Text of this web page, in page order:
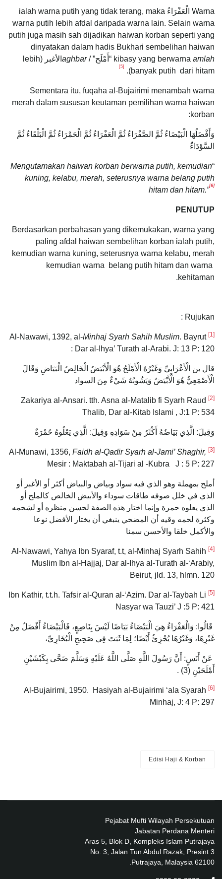
Warna الْعَفْرَاءُ ialah warna putih yang tidak terang, maka
warna putih lebih afdal daripada warna lain. Selain warna
putih juga masih sah dijadikan haiwan korban seperti yang
dinyatakan dalam hadis Bukhari sembelihan haiwan
kibasy yang berwarna amlah “أَمْلَح” /aghbar
الأغبر (lebih
banyak putih dari hitam).
[5]
Sementara itu, fuqaha al-Bujairimi menambah warna
merah dalam sususan keutaman pemilihan warna haiwan
korban:
وَأَفْضَلُهَا الْبَيْضَاءُ ثُمَّ الصَّفْرَاءُ ثُمَّ الْعَفْرَاءُ ثُمَّ الْحَمْرَاءُ ثُمَّ الْبَلْقَاءُ ثُمَّ
السَّوْدَاء
“
Mengutamakan haiwan korban berwarna putih, kemudian
kuning, kelabu, merah, seterusnya warna belang putih
hitam dan hitam.”[6]
PENUTUP
Berdasarkan perbahasan yang dikemukakan, warna yang
paling afdal haiwan sembelihan korban ialah putih,
kemudian warna kuning, seterusnya warna kelabu, merah
kemudian warna belang putih hitam dan warna
kehitaman.
Rujukan :
[1]
Al-Nawawi, 1392, al-
Minhaj Syarh Sahih Muslim. Bayrut
: Dar al-Ihya’ Turath al-Arabi. J: 13 P: 120
قال بن الْأَعْرَابِيِّ وَغَيْرُهُ الْأَمْلَحُ هُوَ الْأَبْيَضُ الْخَالِصُ الْبَيَاضِ وَقَالَ
الْأَصْمَعِيُّ هُوَ الْأَبْيَضُ وَيَشُوبُهُ شَيْءٌ مِنَ السواد
[2]
Zakariya al-Ansari. tth. Asna al-Matalib fi Syarh Raud
Thalib, Dar al-Kitab Islami , J:1 P: 534
وَقِيلَ: الَّذِي بَيَاضُهُ أَكْثَرُ مِنْ سَوَادِهِ وَقِيلَ: الَّذِي يَعْلُوهُ حُمْرَةٌ
[3]
Faidh al-Qadir Syarh al-Jami’ Shaghir,
Mesir : Maktabah al-Tijari al -Kubra J : 5 P: 227
أملح بمهملة وهو الذي فيه سواد وبياض والبياض أكثر أو الأغبر أو
الذي في خلل صوفه طاقات سوداء والأبيض الخالص كالملح أو
الذي يعلوه حمرة وإنما اختار هذه الصفة لحسن منظره أو لشحمه
وكثرة لحمه وقيه أن المضحي ينبغي أن يختار الأفضل نوعا
والأكمل خلقا والأحسن سمنا
[4]
Al-Nawawi, Yahya Ibn Syaraf, t.t, al-Minhaj Syarh Sahih
Muslim Ibn al-Hajjaj, Dar al-Ihya al-Turath al-‘Arabiy,
Beirut, jld. 13, hlmn. 120
[5]
Ibn Kathir, t.t.h. Tafsir al-Quran al-‘Azim. Dar al-Taybah Li
Nasyar wa Tauzi’ J :5 P: 421
قَالُوا: وَالْعَفْرَاءُ هِيَ الْبَيْضَاءُ بَيَاضًا لَيْسَ بِنَاصِعٍ، فَالْبَيْضَاءُ أَفْضَلُ مِنْ
غَيْرِهَا، وَغَيْرُهَا يُجْزِئُ أَيْضًا؛ لِمَا ثَبَتَ فِي صَحِيحِ الْبُخَارِيِّ،
عَنْ أَنَسٍ: أَنَّ رَسُولَ اللَّهِ صَلَّى اللَّهُ عَلَيْهِ وَسَلَّمَ ضَحَّى بِكَبْشَيْنِ
أَمْلَحَيْنِ (3) .
[6]
Al-Bujairimi, 1950. Hasiyah al-Bujairimi ‘ala Syarah
Minhaj, J: 4 P: 297
Edisi Haji & Korban
Pejabat Mufti Wilayah Persekutuan
Jabatan Perdana Menteri
Aras 5, Blok D, Kompleks Islam Putrajaya
No. 3, Jalan Tun Abdul Razak, Presint 3
62100 Putrajaya, Malaysia.